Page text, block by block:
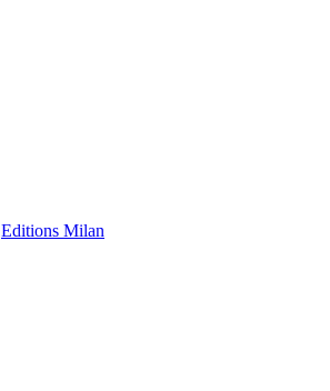
Editions Milan